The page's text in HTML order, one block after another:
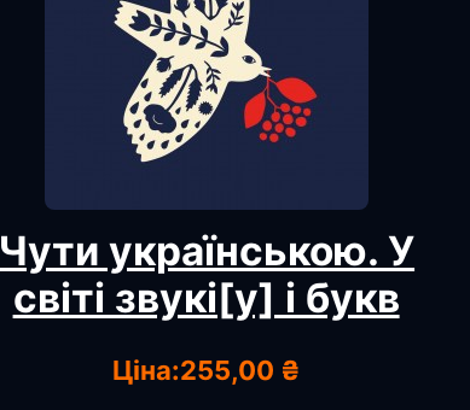
Чути українською. У
світі звукі[у] і букв
Ціна:255,00 ₴